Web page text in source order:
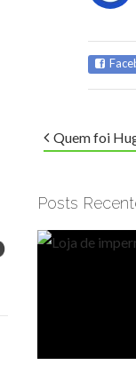
Quem foi
Posts